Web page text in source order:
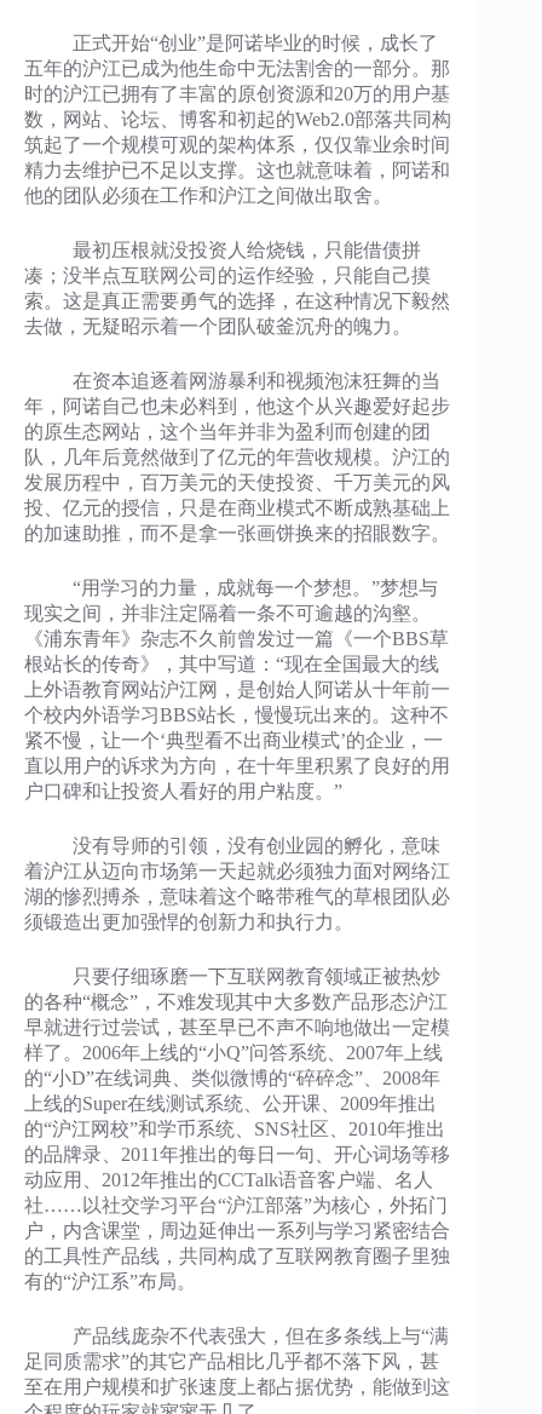
正式开始“创业”是阿诺毕业的时候，成长了
五年的沪江已成为他生命中无法割舍的一部分。那
时的沪江已拥有了丰富的原创资源和20万的用户基
数，网站、论坛、博客和初起的Web2.0部落共同构
筑起了一个规模可观的架构体系，仅仅靠业余时间
精力去维护已不足以支撑。这也就意味着，阿诺和
他的团队必须在工作和沪江之间做出取舍。
最初压根就没投资人给烧钱，只能借债拼
凑；没半点互联网公司的运作经验，只能自己摸
索。这是真正需要勇气的选择，在这种情况下毅然
去做，无疑昭示着一个团队破釜沉舟的魄力。
在资本追逐着网游暴利和视频泡沫狂舞的当
年，阿诺自己也未必料到，他这个从兴趣爱好起步
的原生态网站，这个当年并非为盈利而创建的团
队，几年后竟然做到了亿元的年营收规模。沪江的
发展历程中，百万美元的天使投资、千万美元的风
投、亿元的授信，只是在商业模式不断成熟基础上
的加速助推，而不是拿一张画饼换来的招眼数字。
“用学习的力量，成就每一个梦想。”梦想与
现实之间，并非注定隔着一条不可逾越的沟壑。
《浦东青年》杂志不久前曾发过一篇《一个BBS草
根站长的传奇》，其中写道：“现在全国最大的线
上外语教育网站沪江网，是创始人阿诺从十年前一
个校内外语学习BBS站长，慢慢玩出来的。这种不
紧不慢，让一个‘典型看不出商业模式’的企业，一
直以用户的诉求为方向，在十年里积累了良好的用
户口碑和让投资人看好的用户粘度。”
没有导师的引领，没有创业园的孵化，意味
着沪江从迈向市场第一天起就必须独力面对网络江
湖的惨烈搏杀，意味着这个略带稚气的草根团队必
须锻造出更加强悍的创新力和执行力。
只要仔细琢磨一下互联网教育领域正被热炒
的各种“概念”，不难发现其中大多数产品形态沪江
早就进行过尝试，甚至早已不声不响地做出一定模
样了。2006年上线的“小Q”问答系统、2007年上线
的“小D”在线词典、类似微博的“碎碎念”、2008年
上线的Super在线测试系统、公开课、2009年推出
的“沪江网校”和学币系统、SNS社区、2010年推出
的品牌录、2011年推出的每日一句、开心词场等移
动应用、2012年推出的CCTalk语音客户端、名人
社……以社交学习平台“沪江部落”为核心，外拓门
户，内含课堂，周边延伸出一系列与学习紧密结合
的工具性产品线，共同构成了互联网教育圈子里独
有的“沪江系”布局。
产品线庞杂不代表强大，但在多条线上与“满
足同质需求”的其它产品相比几乎都不落下风，甚
至在用户规模和扩张速度上都占据优势，能做到这